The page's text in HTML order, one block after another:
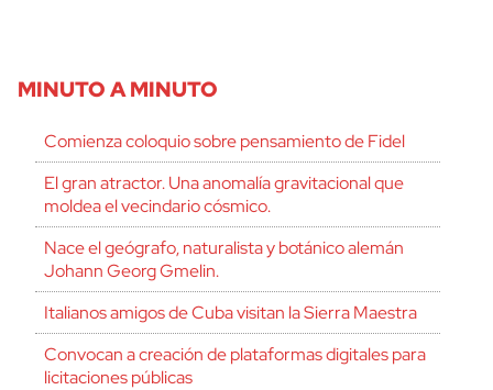
MINUTO A MINUTO
Comienza coloquio sobre pensamiento de Fidel
El gran atractor. Una anomalía gravitacional que
moldea el vecindario cósmico.
Nace el geógrafo, naturalista y botánico alemán
Johann Georg Gmelin.
Italianos amigos de Cuba visitan la Sierra Maestra
Convocan a creación de plataformas digitales para
licitaciones públicas